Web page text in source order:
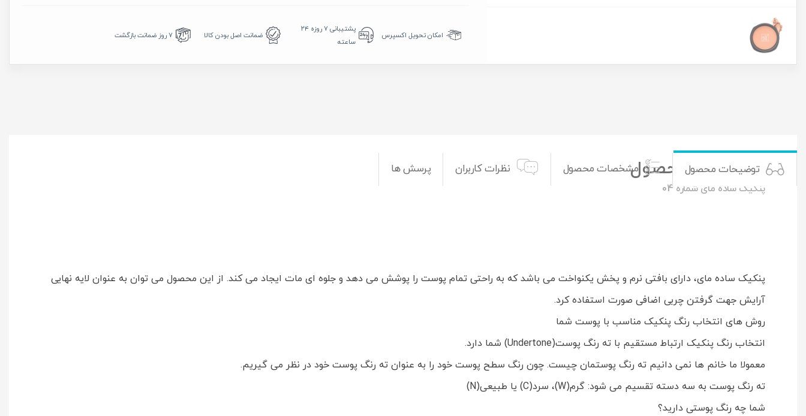
امکان تحویل اکسپرس
پشتیبانی ۷ روزه ۲۴
ساعته
ضمانت اصل بودن کالا 7 روز ضمانت بازگشت
توضیحات محصول مشخصات محصول نظرات کاربران پرسش ها توضیحات محصول
پنكيک ساده مای شماره 04
پنکيک ساده مای، دارای بافتی نرم و پخش یکنواخت می باشد که به راحتی تمام پوست را پوشش می دهد و جلوه ای مات ایجاد می کند. از این محصول می توان به عنوان لایه نهایی
آرایش جهت گرفتن چربی اضافی صورت استفاده کرد.
روش های انتخاب رنگ پنکیک مناسب با پوست شما
انتخاب رنگ پنکیک ارتباط مستقیم با ته رنگ پوست(Undertone) شما دارد.
معمولا ما خانم ها نمی دانیم ته رنگ پوستمان چیست. چون رنگ سطح پوست خود را به عنوان ته رنگ پوست خود در نظر می گیریم.
ته رنگ پوست به سه دسته تقسیم می شود: گرم(W)، سرد(C) یا طبیعی(N)
شما چه رنگ پوستی دارید؟